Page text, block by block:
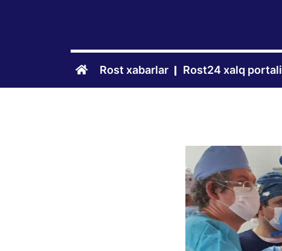
Rost xabarlar Rost24 xalq portali